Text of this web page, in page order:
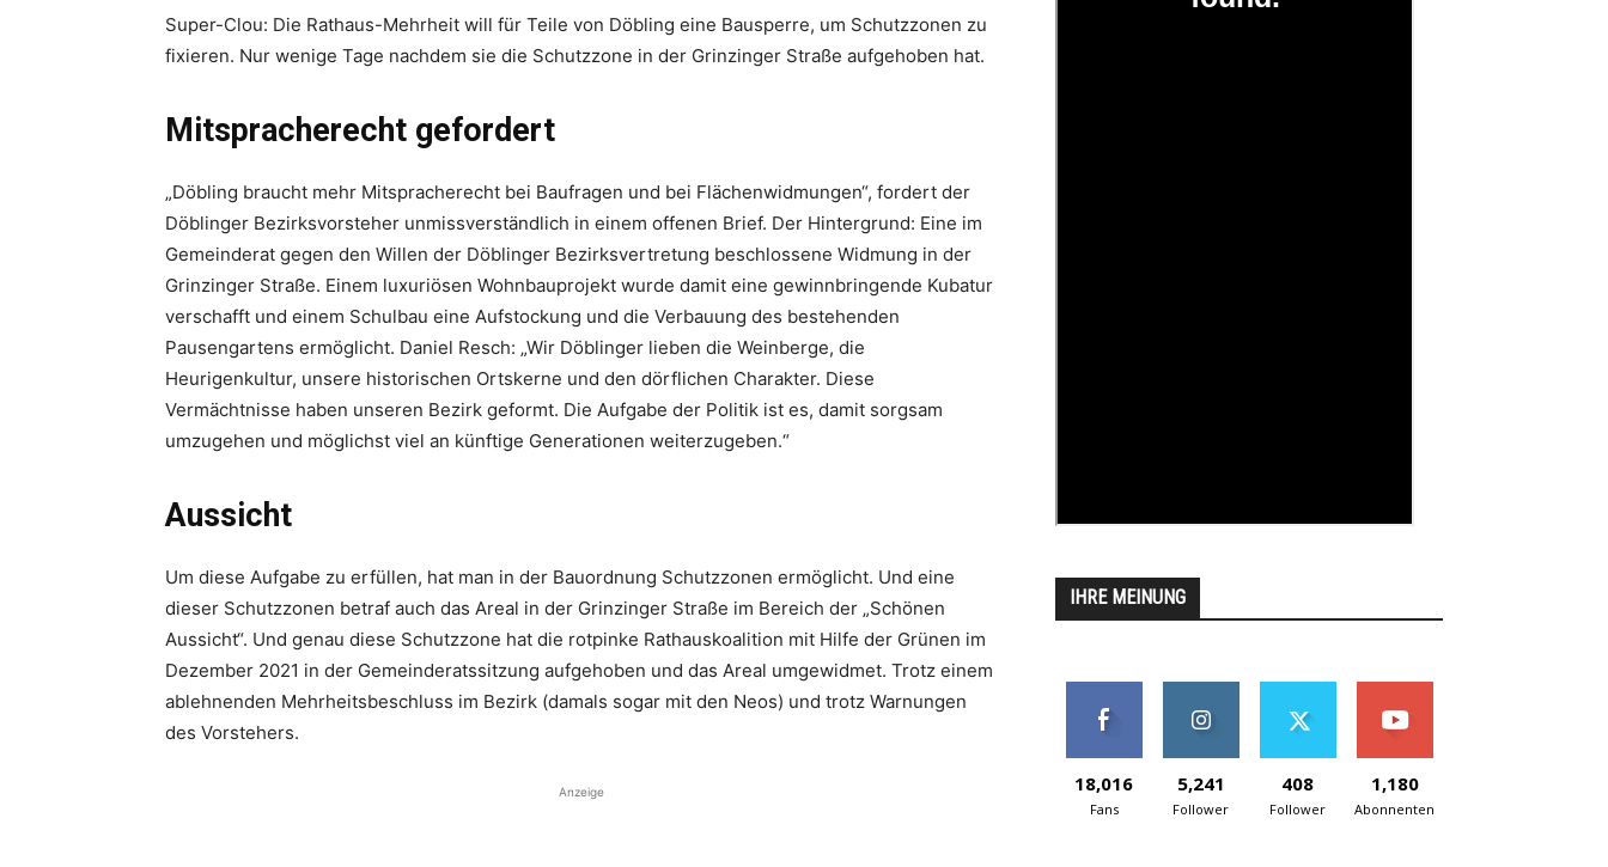
Super-Clou: Die Rathaus-Mehrheit will für Teile von Döbling eine Bausperre, um Schutzzonen zu
fixieren. Nur wenige Tage nachdem sie die Schutzzone in der Grinzinger Straße aufgehoben hat.
Mitspracherecht gefordert
„Döbling braucht mehr Mitspracherecht bei Baufragen und bei Flächenwidmungen“, fordert der
Döblinger Bezirksvorsteher unmissverständlich in einem offenen Brief. Der Hintergrund: Eine im
Gemeinderat gegen den Willen der Döblinger Bezirksvertretung beschlossene Widmung in der
Grinzinger Straße. Einem ­luxuriösen Wohnbauprojekt wurde damit eine gewinnbringende Kubatur
verschafft und einem Schulbau eine Aufstockung und die Verbauung des bestehenden
Pausengartens ermöglicht. Daniel Resch: „Wir Döblinger lieben die Weinberge, die
Heurigenkultur, unsere historischen Ortskerne und den dörflichen Charakter. Diese
Vermächtnisse haben unseren Bezirk geformt. Die Aufgabe der ­Politik ist es, damit sorgsam
umzugehen und möglichst viel an künftige Genera­tionen weiterzugeben.“
Aussicht
Um diese Aufgabe zu erfüllen, hat man in der Bauordnung Schutzzonen ermöglicht. Und eine
dieser Schutz­zonen betraf auch das Areal in der Grinzinger Straße im Bereich der „Schönen
Aussicht“. Und genau diese Schutzzone hat die rotpinke Rathauskoalition mit Hilfe der Grünen im
Dezember 2021 in der Gemeinderatssitzung aufgehoben und das Areal umgewidmet. Trotz einem
ablehnenden Mehrheitsbeschluss im Bezirk (damals sogar mit den Neos) und trotz Warnungen
des Vorstehers.
Anzeige
IHRE MEINUNG
18,016
Fans
5,241
Follower
408
Follower
1,180
Abonnenten